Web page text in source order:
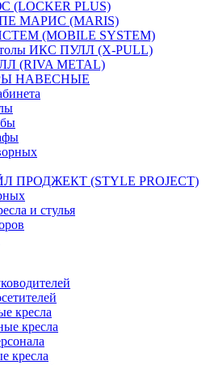
PLUS)
МАРИС (MARIS)
(MOBILE SYSTEM)
ИКС ПУЛЛ (X-PULL)
(RIVA METAL)
НАВЕСНЫЕ
ПРОДЖЕКТ (STYLE PROJECT)
и стулья
кресла
кресла
кресла